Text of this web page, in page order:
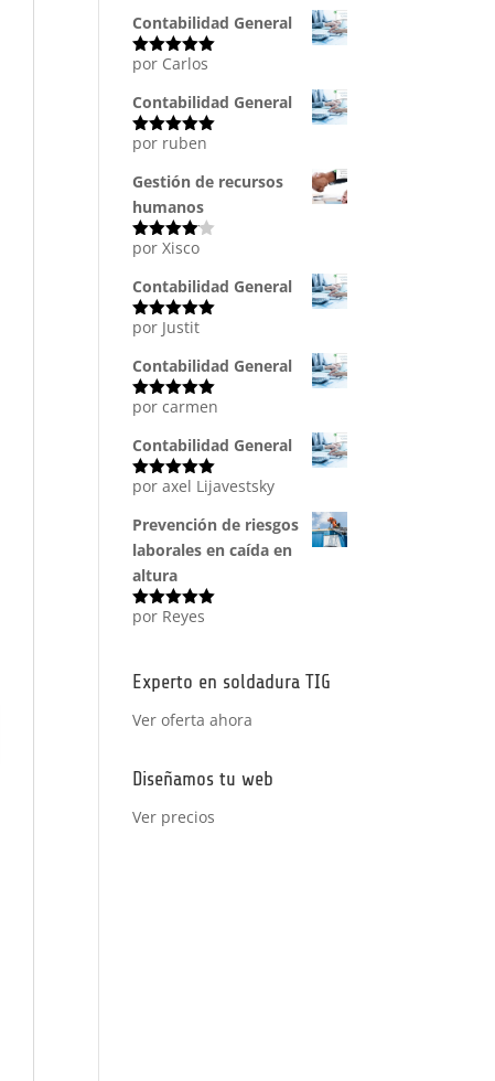
Contabilidad General
Valorado
por Carlos
Contabilidad General
Valorado
por ruben
Gestión de recursos
humanos
Valorado
5
por Xisco
Contabilidad General
Valorado
por Justit
Contabilidad General
Valorado
por carmen
Contabilidad General
Valorado
por axel Lijavestsky
Prevención de riesgos
laborales en caída en
altura
Valorado
por Reyes
Experto en soldadura TIG
Ver oferta ahora
Diseñamos tu web
Ver precios